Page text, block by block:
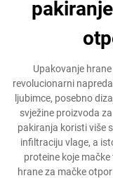
Upakovanje
revolucionarni
ljubimce, posebno
svježine proizvoda
pakiranja koristi više
infiltraciju vlage, a
proteine koje
hrane za mačke